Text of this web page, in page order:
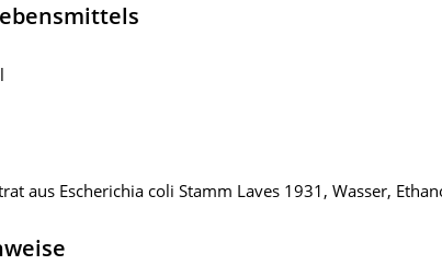
aus Escherichia coli Stamm Laves 1931, Wasser,